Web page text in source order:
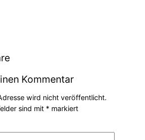
Kommentar
wird nicht veröffentlicht.
sind mit *markiert